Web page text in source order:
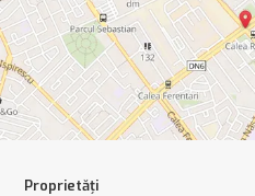
Proprietăți